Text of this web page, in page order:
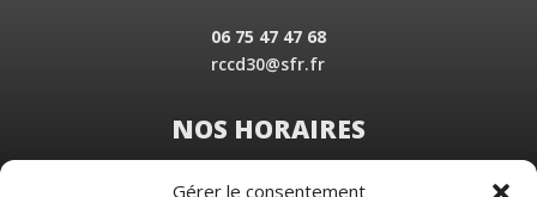
Gérer le consentement
06 75 47 47 68
rccd30@sfr.fr
NOS HORAIRES
Du Lundi au Vendredi